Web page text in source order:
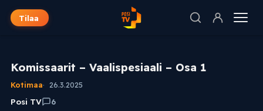
Tilaa
Komissaarit – Vaalispesiaali – Osa 1
Kotimaa 26.3.2025
Posi TV 6